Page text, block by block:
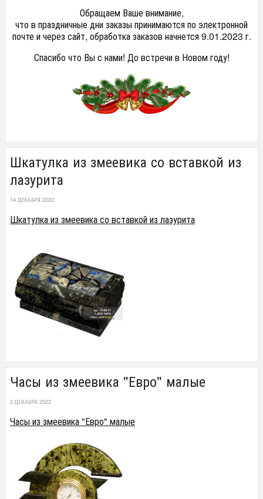
Обращаем Ваше внимание,
что в праздничные дни заказы принимаются по электронной
почте и через сайт, обработка заказов начнется 9.01.2023 г.
Спасибо что Вы с нами! До встречи в Новом году!
Шкатулка из змеевика со вставкой из
лазурита
14 ДЕКАБРЯ 2022
Шкатулка из змеевика со вставкой из лазурита
Часы из змеевика "Евро" малые
2 ДЕКАБРЯ 2022
Часы из змеевика "Евро" малые